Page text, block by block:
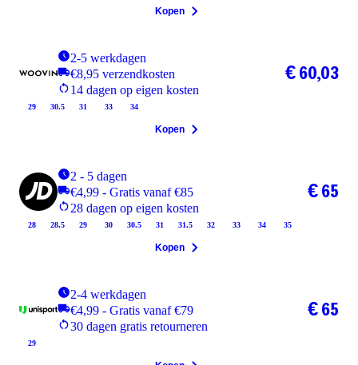
Kopen
2-5 werkdagen
€8,95 verzendkosten
14 dagen op eigen kosten
29 30.5 31 33 34
€ 60,03
Kopen
2 - 5 dagen
€4,99 - Gratis vanaf €85
28 dagen op eigen kosten
28 28.5 29 30 30.5 31 31.5 32 33 34 35
€ 65
Kopen
2-4 werkdagen
€4,99 - Gratis vanaf €79
30 dagen gratis retourneren
29
€ 65